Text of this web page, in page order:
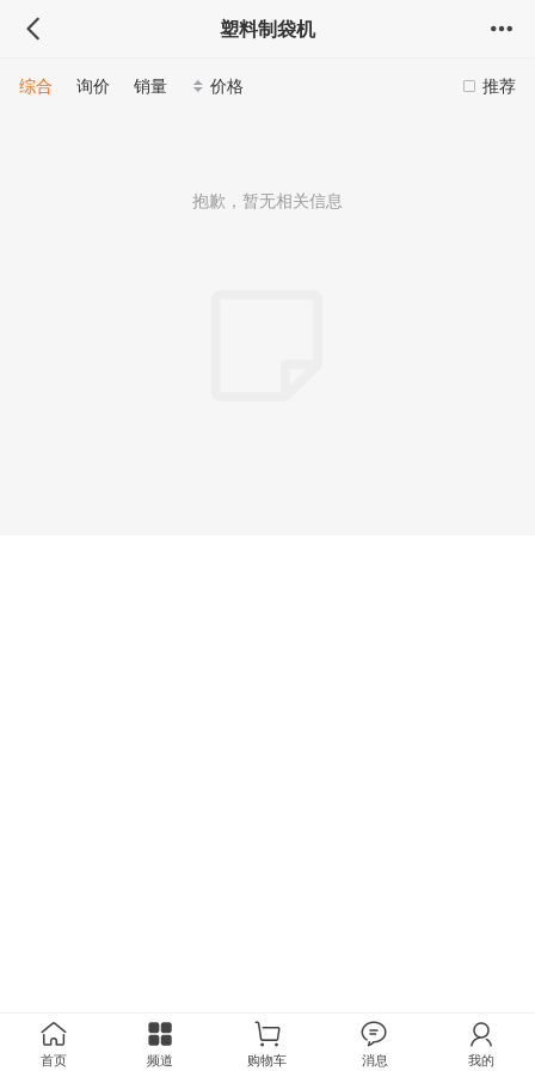
塑料制袋机
推荐
综合 询价 销量 价格
抱歉，暂无相关信息
首页 频道 购物车 消息 我的